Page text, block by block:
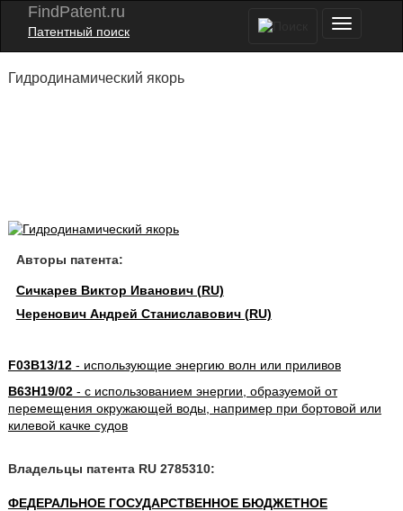
FindPatent.ru
Патентный поиск
Гидродинамический якорь
Авторы патента:
Сичкарев Виктор Иванович (RU)
Черенович Андрей Станиславович (RU)
F03B13/12- использующие энергию волн или приливов
B63H19/02- с использованием энергии, образуемой от
перемещения окружающей воды, например при бортовой или
килевой качке судов
Владельцы патента RU 2785310:
ФЕДЕРАЛЬНОЕ ГОСУДАРСТВЕННОЕ БЮДЖЕТНОЕ